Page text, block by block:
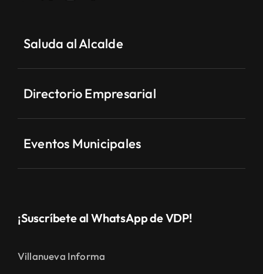
Saluda al Alcalde
Directorio Empresarial
Eventos Municipales
¡Suscríbete al WhatsApp de VDP!
Villanueva Informa